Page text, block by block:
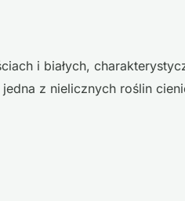
i białych,
z nielicznych roślin